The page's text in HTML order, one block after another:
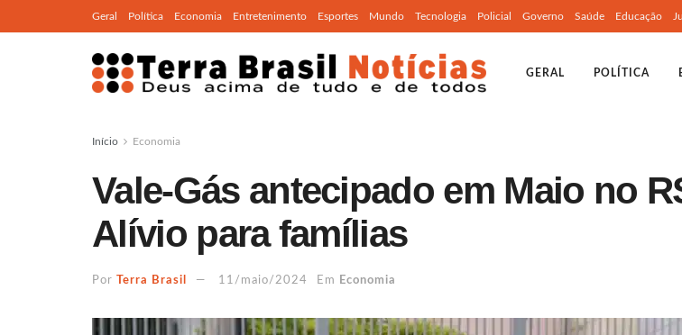
Geral Política Economia Entretenimento Esportes Mundo Tecnologia Policial Governo Saúde Educação
GERAL POLÍTICA
Início Economia
Vale-Gás antecipado em Maio no
Alívio para famílias
Por Terra Brasil 11/maio/2024 Em Economia